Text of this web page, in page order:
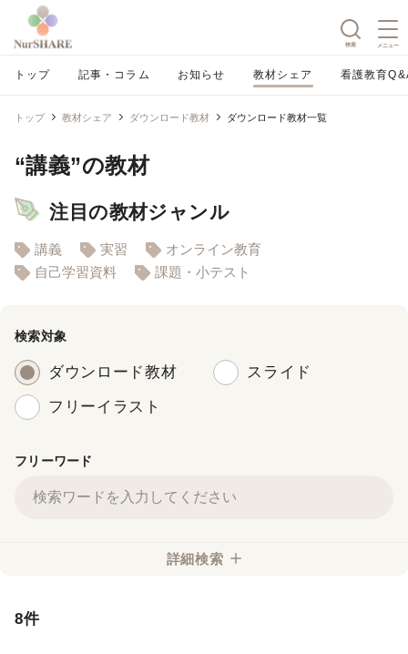
検索 メニュー
トップ 記事・コラム お知らせ 教材シェア 看護教育
トップ 教材シェア ダウンロード教材 ダウンロード教材一覧
“講義”の教材
注目の教材ジャンル
講義 実習
オンライン教育
自己学習資料
課題・小テスト
検索対象
ダウンロード教材
スライド
フリーイラスト
フリーワード
詳細検索
8件